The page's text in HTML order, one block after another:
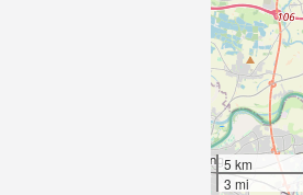
5 km
3 mi